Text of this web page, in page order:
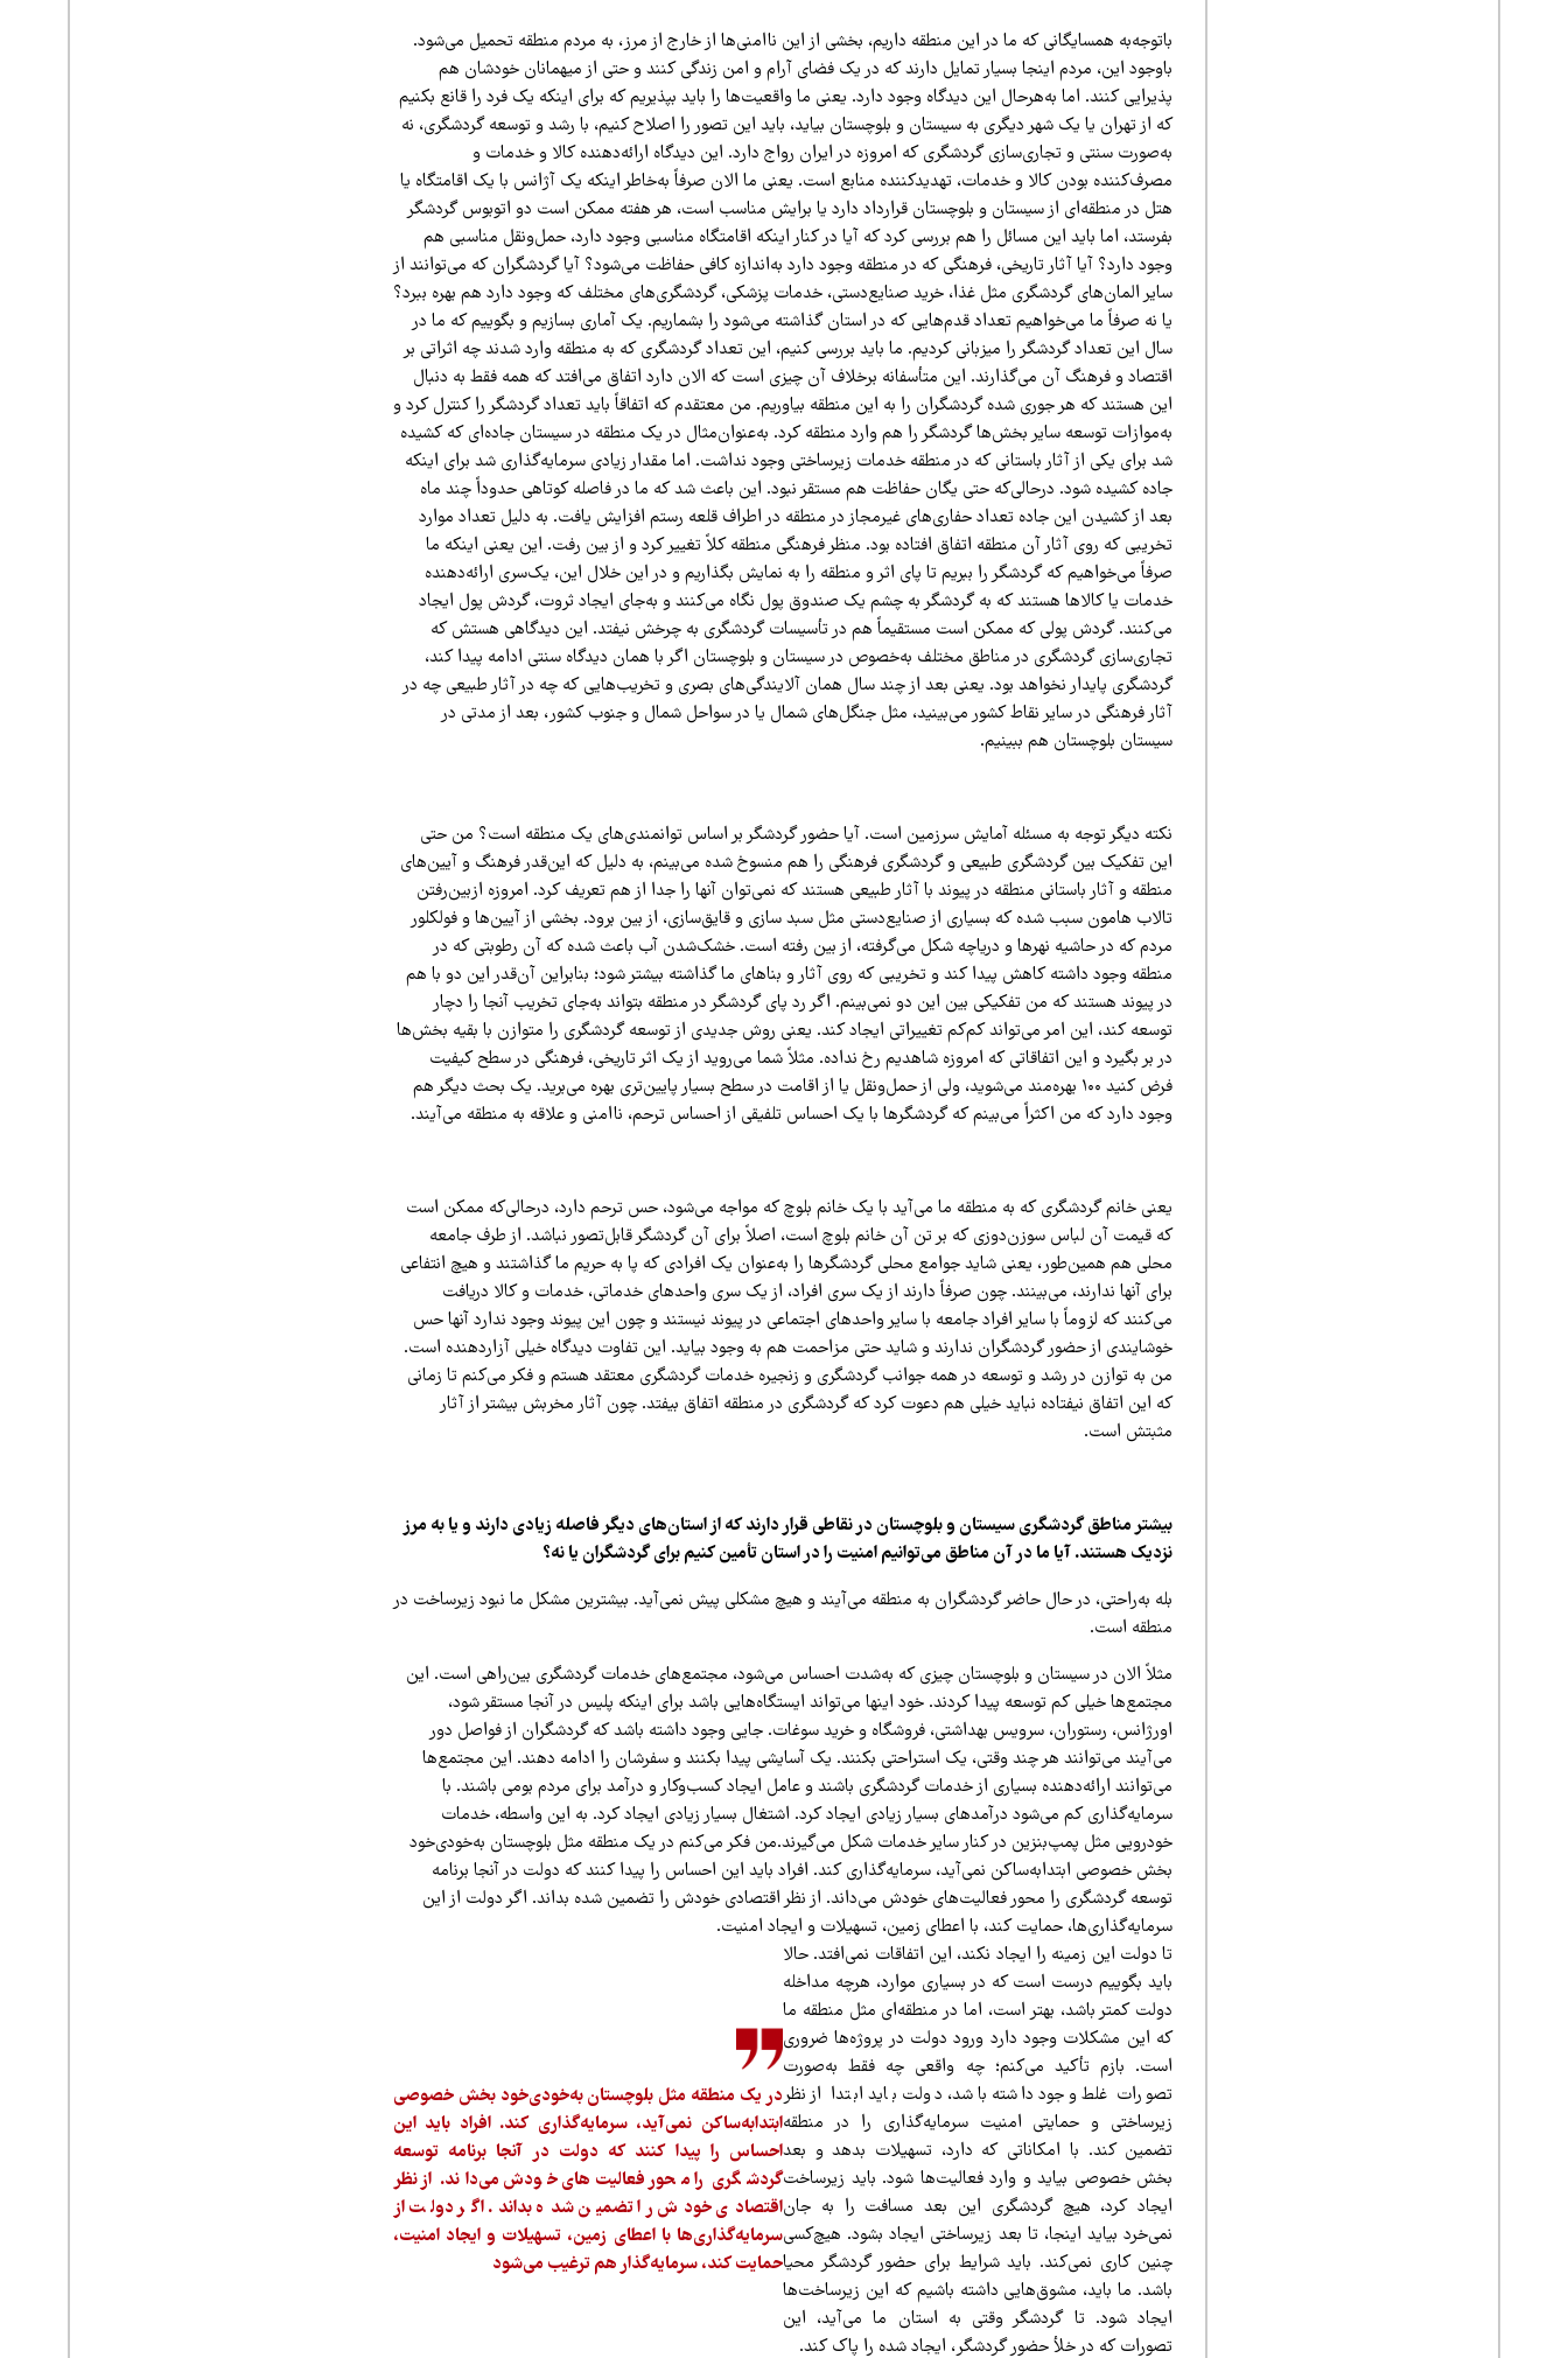
باتوجه‌به همسایگانی که ما در این منطقه داریم، بخشی از این ناامنی‌ها از خارج از مرز، به مردم منطقه تحمیل می‌شود.
باوجود این، مردم اینجا بسیار تمایل دارند که در یک فضای آرام و امن زندگی کنند و حتی از میهمانان خودشان هم
پذیرایی کنند. اما به‌هرحال این دیدگاه وجود دارد. یعنی ما واقعیت‌ها را باید بپذیریم که برای اینکه یک فرد را قانع بکنیم
که از تهران یا یک شهر دیگری به سیستان و بلوچستان بیاید، باید این تصور را اصلاح کنیم، با رشد و توسعه گردشگری، نه
به‌صورت سنتی و تجاری‌سازی گردشگری که امروزه در ایران رواج دارد. این دیدگاه ارائه‌دهنده کالا و خدمات و
مصرف‌کننده بودن کالا و خدمات، تهدیدکننده منابع است. یعنی ما الان صرفاً به‌خاطر اینکه یک آژانس با یک اقامتگاه یا
هتل در منطقه‌ای از سیستان و بلوچستان قرارداد دارد یا برایش مناسب است، هر هفته ممکن است دو اتوبوس گردشگر
بفرستد، اما باید این مسائل را هم بررسی کرد که آیا در کنار اینکه اقامتگاه مناسبی وجود دارد، حمل‌ونقل مناسبی هم
وجود دارد؟ آیا آثار تاریخی، فرهنگی که در منطقه وجود دارد به‌اندازه کافی حفاظت می‌شود؟ آیا گردشگران که می‌توانند از
سایر المان‌های گردشگری مثل غذا، خرید صنایع‌دستی، خدمات پزشکی، گردشگری‌های مختلف که وجود دارد هم بهره ببرد؟
یا نه صرفاً ما می‌خواهیم تعداد قدم‌هایی که در استان گذاشته می‌شود را بشماریم. یک آماری بسازیم و بگوییم که ما در
سال این تعداد گردشگر را میزبانی کردیم. ما باید بررسی کنیم، این تعداد گردشگری که به منطقه وارد شدند چه اثراتی بر
اقتصاد و فرهنگ آن می‌گذارند. این متأسفانه برخلاف آن چیزی است که الان دارد اتفاق می‌افتد که همه فقط به دنبال
این هستند که هر جوری شده گردشگران را به این منطقه بیاوریم. من معتقدم که اتفاقاً باید تعداد گردشگر را کنترل کرد و
به‌موازات توسعه سایر بخش‌ها گردشگر را هم وارد منطقه کرد. به‌عنوان‌مثال در یک منطقه در سیستان جاده‌ای که کشیده
شد برای یکی از آثار باستانی که در منطقه خدمات زیرساختی وجود نداشت. اما مقدار زیادی سرمایه‌گذاری شد برای اینکه
جاده کشیده شود. درحالی‌که حتی یگان حفاظت هم مستقر نبود. این باعث شد که ما در فاصله کوتاهی حدوداً چند ماه
بعد از کشیدن این جاده تعداد حفاری‌های غیرمجاز در منطقه در اطراف قلعه رستم افزایش یافت. به دلیل تعداد موارد
تخریبی که روی آثار آن منطقه اتفاق افتاده بود. منظر فرهنگی منطقه کلاً تغییر کرد و از بین رفت. این یعنی اینکه ما
صرفاً می‌خواهیم که گردشگر را ببریم تا پای اثر و منطقه را به نمایش بگذاریم و در این خلال این، یک‌سری ارائه‌دهنده
خدمات یا کالاها هستند که به گردشگر به چشم یک صندوق پول نگاه می‌کنند و به‌جای ایجاد ثروت، گردش پول ایجاد
می‌کنند. گردش پولی که ممکن است مستقیماً هم در تأسیسات گردشگری به چرخش نیفتد. این دیدگاهی هستش که
تجاری‌سازی گردشگری در مناطق مختلف به‌خصوص در سیستان و بلوچستان اگر با همان دیدگاه سنتی ادامه پیدا کند،
گردشگری پایدار نخواهد بود. یعنی بعد از چند سال همان آلایندگی‌های بصری و تخریب‌هایی که چه در آثار طبیعی چه در
آثار فرهنگی در سایر نقاط کشور می‌بینید، مثل جنگل‌های شمال یا در سواحل شمال و جنوب کشور، بعد از مدتی در
سیستان بلوچستان هم ببینیم.
نکته دیگر توجه به مسئله آمایش سرزمین است. آیا حضور گردشگر بر اساس توانمندی‌های یک منطقه است؟ من حتی
این تفکیک بین گردشگری طبیعی و گردشگری فرهنگی را هم منسوخ شده می‌بینم، به دلیل که این‌قدر فرهنگ و آیین‌های
منطقه و آثار باستانی منطقه در پیوند با آثار طبیعی هستند که نمی‌توان آنها را جدا از هم تعریف کرد. امروزه ازبین‌رفتن
تالاب هامون سبب شده که بسیاری از صنایع‌دستی مثل سبد سازی و قایق‌سازی، از بین برود. بخشی از آیین‌ها و فولکلور
مردم که در حاشیه نهرها و دریاچه شکل می‌گرفته، از بین رفته است. خشک‌شدن آب باعث شده که آن رطوبتی که در
منطقه وجود داشته کاهش پیدا کند و تخریبی که روی آثار و بناهای ما گذاشته بیشتر شود؛ بنابراین آن‌قدر این دو با هم
در پیوند هستند که من تفکیکی بین این دو نمی‌بینم. اگر رد پای گردشگر در منطقه بتواند به‌جای تخریب آنجا را دچار
توسعه کند، این امر می‌تواند کم‌کم تغییراتی ایجاد کند. یعنی روش جدیدی از توسعه گردشگری را متوازن با بقیه بخش‌ها
در بر بگیرد و این اتفاقاتی که امروزه شاهدیم رخ نداده. مثلاً شما می‌روید از یک اثر تاریخی، فرهنگی در سطح کیفیت
فرض کنید ۱۰۰ بهره‌مند می‌شوید، ولی از حمل‌ونقل یا از اقامت در سطح بسیار پایین‌تری بهره‌ می‌برید. یک بحث دیگر هم
وجود دارد که من اکثراً می‌بینم که گردشگرها با یک احساس تلفیقی از احساس ترحم، ناامنی و علاقه به منطقه می‌آیند.
یعنی خانم گردشگری که به منطقه ما می‌آید با یک خانم بلوچ که مواجه می‌شود، حس ترحم دارد، درحالی‌که ممکن است
که قیمت آن لباس سوزن‌دوزی که بر تن آن خانم بلوچ است، اصلاً برای آن گردشگر قابل‌تصور نباشد. از طرف جامعه
محلی هم همین‌طور، یعنی شاید جوامع محلی گردشگرها را به‌عنوان یک افرادی که پا به حریم ما گذاشتند و هیچ انتفاعی
برای آنها ندارند، می‌بینند. چون صرفاً دارند از یک سری افراد، از یک سری واحدهای خدماتی، خدمات و کالا دریافت
می‌کنند که لزوماً با سایر افراد جامعه با سایر واحدهای اجتماعی در پیوند نیستند و چون این پیوند وجود ندارد آنها حس
خوشایندی از حضور گردشگران ندارند و شاید حتی مزاحمت هم به وجود بیاید. این تفاوت دیدگاه خیلی آزاردهنده است.
من به توازن در رشد و توسعه در همه جوانب گردشگری و زنجیره خدمات گردشگری معتقد هستم و فکر می‌کنم تا زمانی
که این اتفاق نیفتاده نباید خیلی هم دعوت کرد که گردشگری در منطقه اتفاق بیفتد. چون آثار مخربش بیشتر از آثار
مثبتش است.
بیشتر مناطق گردشگری سیستان و بلوچستان در نقاطی قرار دارند که از استان‌های دیگر فاصله زیادی دارند و یا به مرز
نزدیک هستند. آیا ما در آن مناطق می‌توانیم امنیت را در استان تأمین کنیم برای گردشگران یا نه؟
بله به‌راحتی، در حال حاضر گردشگران به منطقه می‌آیند و هیچ مشکلی پیش نمی‌آید. بیشترین مشکل ما نبود زیرساخت در
منطقه است.
مثلاً الان در سیستان و بلوچستان چیزی که به‌شدت احساس می‌شود، مجتمع‌های خدمات گردشگری بین‌راهی است. این
مجتمع‌ها خیلی کم توسعه پیدا کردند. خود اینها می‌تواند ایستگاه‌هایی باشد برای اینکه پلیس در آنجا مستقر شود،
اورژانس، رستوران، سرویس بهداشتی، فروشگاه و خرید سوغات. جایی وجود داشته باشد که گردشگران از فواصل دور
می‌آیند می‌توانند هر چند وقتی، یک استراحتی بکنند. یک آسایشی پیدا بکنند و سفرشان را ادامه دهند. این مجتمع‌ها
می‌توانند ارائه‌دهنده بسیاری از خدمات گردشگری باشند و عامل ایجاد کسب‌وکار و درآمد برای مردم بومی باشند. با
سرمایه‌گذاری کم می‌شود درآمدهای بسیار زیادی ایجاد کرد. اشتغال بسیار زیادی ایجاد کرد. به این واسطه، خدمات
خودرویی مثل پمپ‌بنزین در کنار سایر خدمات شکل می‌گیرند.من فکر می‌کنم در یک منطقه مثل بلوچستان به‌خودی‌خود
بخش خصوصی ابتدابه‌ساکن نمی‌آید، سرمایه‌گذاری کند. افراد باید این احساس را پیدا کنند که دولت در آنجا برنامه
توسعه گردشگری را محور فعالیت‌های خودش می‌داند. از نظر اقتصادی خودش را تضمین شده بداند. اگر دولت از این
سرمایه‌گذاری‌ها، حمایت کند، با اعطای زمین، تسهیلات و ایجاد امنیت.
در یک منطقه مثل بلوچستان به‌خودی‌خود بخش خصوصی
ابتدابه‌ساکن نمی‌آید، سرمایه‌گذاری کند. افراد باید این
احساس را پیدا کنند که دولت در آنجا برنامه توسعه
گردشگری را محور فعالیت‌های خودش می‌داند. از نظر
اقتصادی خودش را تضمین شده بداند. اگر دولت از
سرمایه‌گذاری‌ها با اعطای زمین، تسهیلات و ایجاد امنیت،
حمایت کند، سرمایه‌گذار هم ترغیب می‌شود
تا دولت این زمینه را ایجاد نکند، این اتفاقات نمی‌افتد. حالا
باید بگوییم درست است که در بسیاری موارد، هرچه مداخله
دولت کمتر باشد، بهتر است، اما در منطقه‌ای مثل منطقه ما
که این مشکلات وجود دارد ورود دولت در پروژه‌ها ضروری
است. بازم تأکید می‌کنم؛ چه واقعی چه فقط به‌صورت
تصورات غلط وجود داشته باشد، دولت باید ابتدا از نظر
زیرساختی و حمایتی امنیت سرمایه‌گذاری را در منطقه
تضمین کند. با امکاناتی که دارد، تسهیلات بدهد و بعد
بخش خصوصی بیاید و وارد فعالیت‌ها شود. باید زیرساخت
ایجاد کرد، هیچ گردشگری این بعد مسافت را به جان
نمی‌خرد بیاید اینجا، تا بعد زیرساختی ایجاد بشود. هیچ‌کسی
چنین کاری نمی‌کند. باید شرایط برای حضور گردشگر محیا
باشد. ما باید، مشوق‌هایی داشته باشیم که این زیرساخت‌ها
ایجاد شود. تا گردشگر وقتی به استان ما می‌آید، این
تصورات که در خلأ حضور گردشگر، ایجاد شده را پاک کند.